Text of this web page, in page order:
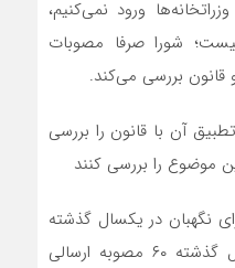
ورود نمی‌کنیم،
شورا صرفا مصوبات
قانون بررسی می‌کند.
آن با قانون را بررسی
موضوع را بررسی کنند
نگهبان در یکسال گذشته
گفت: این شورا در طول یکسال گذشته ۶۰ مصوبه ارسالی